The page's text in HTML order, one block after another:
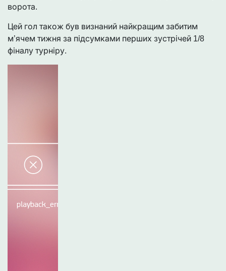
ворота.
Цей гол також був визнаний найкращим забитим
м’ячем тижня за підсумками перших зустрічей 1/8
фіналу турніру.